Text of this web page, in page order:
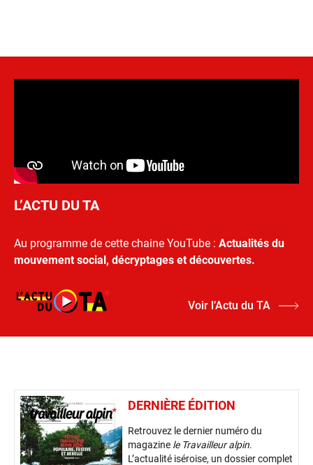
L’ACTU DU TA
Au programme de cette chaine YouTube : Actualités du
mouvement social, décryptages et découvertes.
Voir l’Actu du TA
DERNIÈRE ÉDITION
Retrouvez le dernier numéro du
magazine le Travailleur alpin.
L’actualité iséroise, un dossier complet